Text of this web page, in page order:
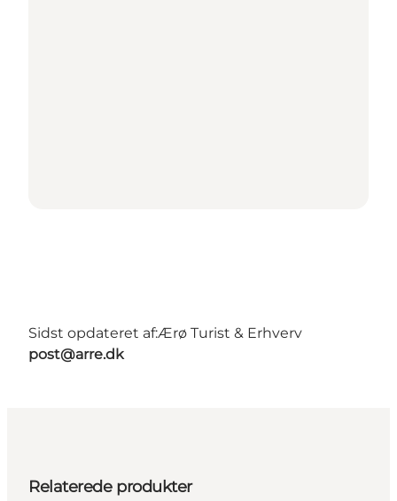
Sidst opdateret af:Ærø Turist & Erhverv
post@arre.dk
Relaterede produkter